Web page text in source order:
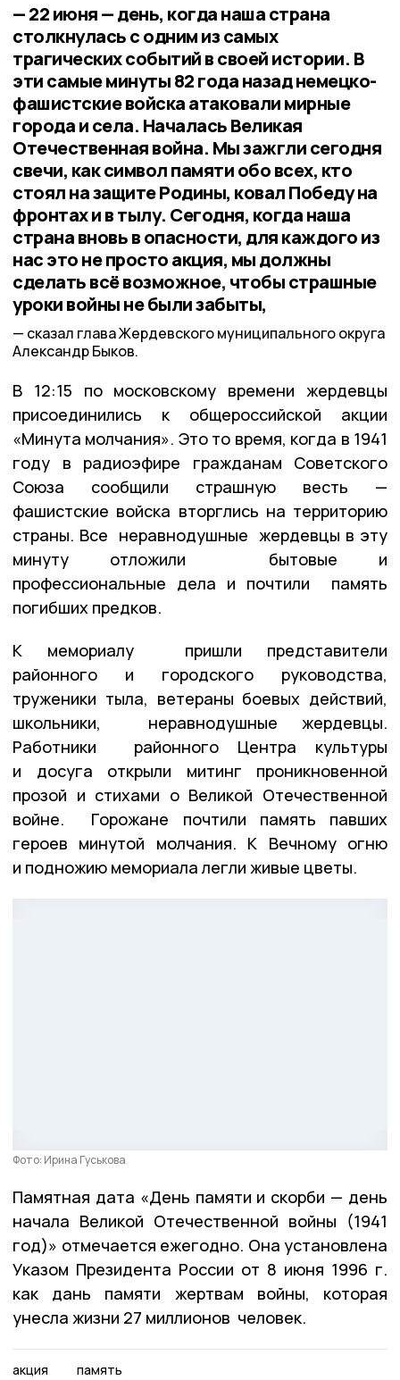
— 22 июня — день, когда наша страна
столкнулась с одним из самых
трагических событий в своей истории. В
эти самые минуты 82 года назад немецко-
фашистские войска атаковали мирные
города и села. Началась Великая
Отечественная война. Мы зажгли сегодня
свечи, как символ памяти обо всех, кто
стоял на защите Родины, ковал Победу на
фронтах и в тылу. Сегодня, когда наша
страна вновь в опасности, для каждого из
нас это не просто акция, мы должны
сделать всё возможное, чтобы страшные
уроки войны не были забыты,
сказал глава Жердевского муниципального округа
Александр Быков.
В 12:15 по московскому времени жердевцы
присоединились к общероссийской акции
«Минута молчания». Это то время, когда в 1941
году в радиоэфире гражданам Советского
Союза сообщили страшную весть —
фашистские войска вторглись на территорию
страны. Все неравнодушные жердевцы в эту
минуту отложили бытовые и
профессиональные дела и почтили память
погибших предков.
К мемориалу пришли представители
районного и городского руководства,
труженики тыла, ветераны боевых действий,
школьники, неравнодушные жердевцы.
Работники районного Центра культуры
и досуга открыли митинг проникновенной
прозой и стихами о Великой Отечественной
войне. Горожане почтили память павших
героев минутой молчания. К Вечному огню
и подножию мемориала легли живые цветы.
Фото: Ирина Гуськова
Памятная дата «День памяти и скорби — день
начала Великой Отечественной войны (1941
год)» отмечается ежегодно. Она установлена
Указом Президента России от 8 июня 1996 г.
как дань памяти жертвам войны, которая
унесла жизни 27 миллионов человек.
акция память